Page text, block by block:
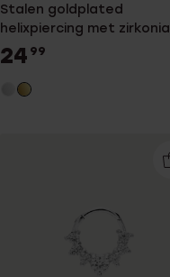
Stalen goldplated
helixpiercing met zirkonia
24 99